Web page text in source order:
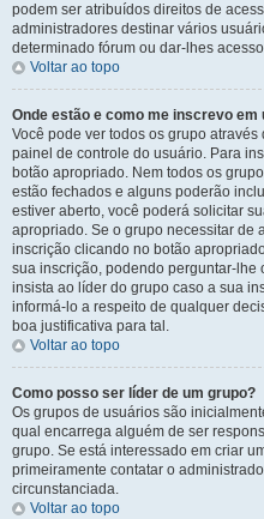
podem ser atribuídos direitos de
administradores destinar vários
determinado fórum ou dar-lhes
Voltar ao topo
Onde estão e como me inscrevo
Você pode ver todos os grupo
painel de controle do usuário. Para
botão apropriado. Nem todos os
estão fechados e alguns poderão
estiver aberto, você poderá solicitar
apropriado. Se o grupo necessitar de
inscrição clicando no botão
sua inscrição, podendo perguntar-lhe
insista ao líder do grupo caso a sua
informá-lo a respeito de qualquer
boa justificativa para tal.
Voltar ao topo
Como posso ser líder de um grupo?
Os grupos de usuários são
qual encarrega alguém de ser
grupo. Se está interessado em criar
primeiramente contatar o
circunstanciada.
Voltar ao topo